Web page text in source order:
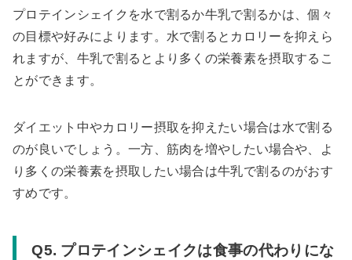
プロテインシェイクを水で割るか牛乳で割るかは、個々
の目標や好みによります。水で割るとカロリーを抑えら
れますが、牛乳で割るとより多くの栄養素を摂取するこ
とができます。
ダイエット中やカロリー摂取を抑えたい場合は水で割る
のが良いでしょう。一方、筋肉を増やしたい場合や、よ
り多くの栄養素を摂取したい場合は牛乳で割るのがおす
すめです。
Q5. プロテインシェイクは食事の代わりにな